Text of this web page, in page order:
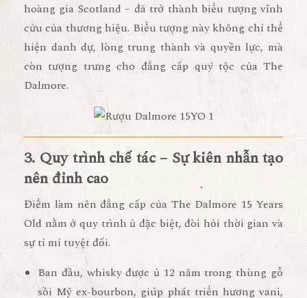
hoàng gia Scotland – đã trở thành biểu tượng vĩnh
cửu của thương hiệu. Biểu tượng này không chỉ thể
hiện danh dự, lòng trung thành và quyền lực, mà
còn tượng trưng cho đẳng cấp quý tộc của The
Dalmore.
3. Quy trình chế tác – Sự kiên nhẫn tạo
nên đỉnh cao
Điểm làm nên đẳng cấp của The Dalmore 15 Years
Old nằm ở quy trình ủ đặc biệt, đòi hỏi thời gian và
sự tỉ mỉ tuyệt đối.
Ban đầu, whisky được ủ 12 năm trong thùng gỗ
sồi Mỹ ex-bourbon, giúp phát triển hương vani,